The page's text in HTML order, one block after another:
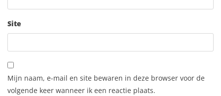
Site
Mijn naam, e-mail en site bewaren in deze browser voor de
volgende keer wanneer ik een reactie plaats.